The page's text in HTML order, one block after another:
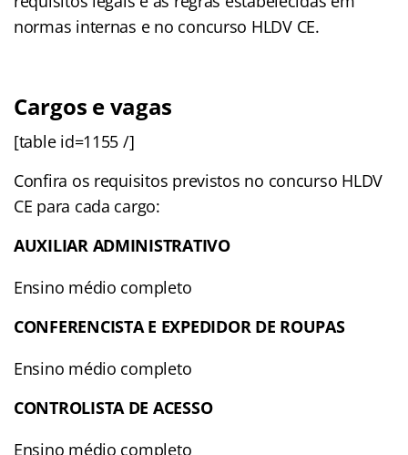
normas internas e no concurso HLDV CE.
Cargos e vagas
[table id=1155 /]
Confira os requisitos previstos no concurso HLDV
CE para cada cargo:
AUXILIAR ADMINISTRATIVO
Ensino médio completo
CONFERENCISTA E EXPEDIDOR DE ROUPAS
Ensino médio completo
CONTROLISTA DE ACESSO
Ensino médio completo